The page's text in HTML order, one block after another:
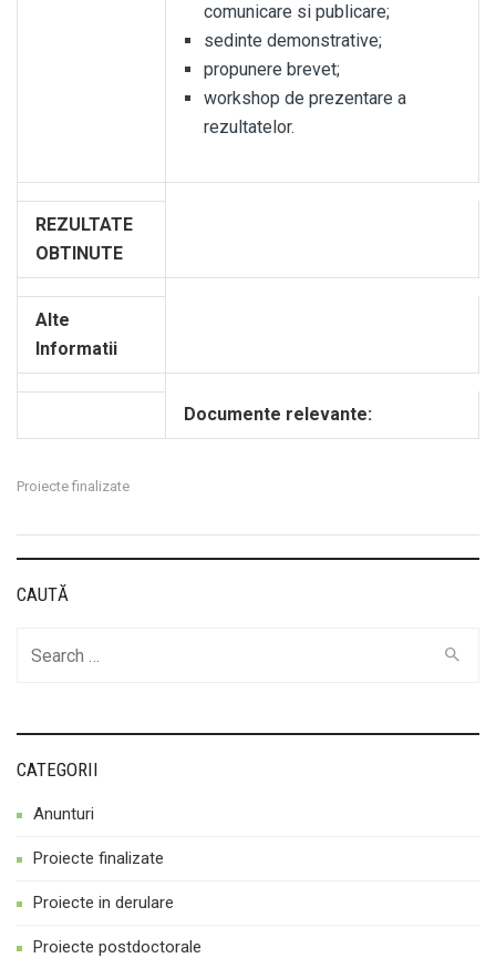
comunicare si publicare;
sedinte demonstrative;
propunere brevet;
workshop de prezentare a
rezultatelor.
REZULTATE
OBTINUTE
Alte
Informatii
Documente relevante:
Proiecte finalizate
CAUTĂ
CATEGORII
Anunturi
Proiecte finalizate
Proiecte in derulare
Proiecte postdoctorale